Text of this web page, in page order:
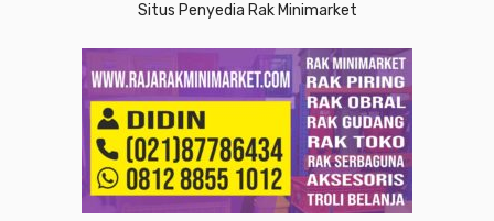
Situs Penyedia Rak Minimarket